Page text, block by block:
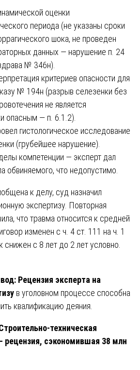
оценки
периода (не указаны сроки
шока, не проведен
данных — нарушение п. 24
№ 346н).
критериев опасности для
№ 194н (разрыв селезенки без
не является
опасным — п. 6.1.2).
гистологическое исследование
(грубейшее нарушение).
компетенции — эксперт дал
обвиняемого, что недопустимо.
к делу, суд назначил
экспертизу. Повторная
что травма относится к средней
изменен с ч. 4 ст. 111 на ч. 1
с 8 лет до 2 лет условно.
Рецензия эксперта на
в уголовном процессе способна
квалификацию деяния.
техническая
рецензия, сэкономившая 38 млн